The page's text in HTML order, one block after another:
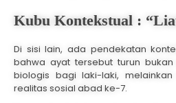
Kubu Kontekstual :
Di sisi lain, ada pendekatan
bahwa ayat tersebut turun
biologis bagi laki-laki,
realitas sosial abad ke-7.